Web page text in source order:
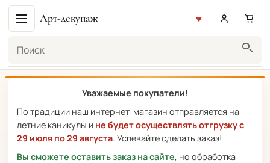
Арт-декупаж
Уважаемые покупатели!
По традиции наш интернет-магазин отправляется на
летние каникулы и не будет осуществлять отгрузку с
29 июля по 29 августа. Успевайте сделать заказ!
Вы сможете оставить заказ на сайте, но обработка